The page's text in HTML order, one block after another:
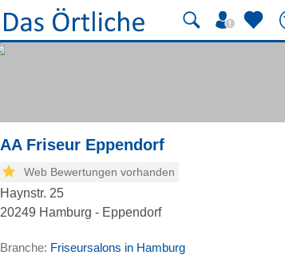
AA Friseur Eppendorf
Web Bewertungen vorhanden
Haynstr. 25
20249 Hamburg - Eppendorf
Branche: Friseursalons in Hamburg